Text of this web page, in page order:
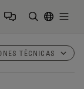
TÉCNICAS